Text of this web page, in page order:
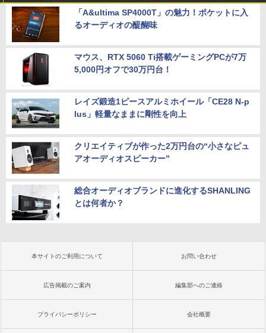
「A&ultima SP4000T」の魅力！ポケットに入
るオーディオの醍醐味
マウス、RTX 5060 Ti搭載ゲーミングPCが7万
5,000円オフで30万円台！
レイズ鍛造1ピースアルミホイール「CE28 N-p
lus」軽量なままに剛性を向上
クリエイティブが作った2万円台の“小さなピュ
アオーディオスピーカー”
総合オーディオブランドに進化するSHANLING
とは何者か？
本サイトのご利用について お問い合わせ
広告掲載のご案内 編集部へのご連絡
プライバシーポリシー 会社概要